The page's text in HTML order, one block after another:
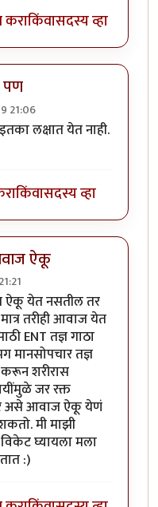
कराकिंवासदस्य व्हा
पण
21:06
लक्षात येत नाही.
किंवासदस्य व्हा
ऐकू
राहतो. पणbyतमराज
ऐकू येत नसतील तर
तरीही आवाज येत
ENT तज्ञ गाठा
मानसोपचार तज्ञ
शरीरास
जर रक्त
असे आवाज ऐकू येणं
मी माझी
विकेट घ्यायला मला
:)